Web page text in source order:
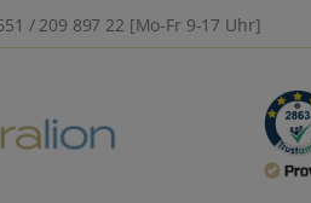
/ 209 897 22 [Mo-Fr 9-17 Uhr]